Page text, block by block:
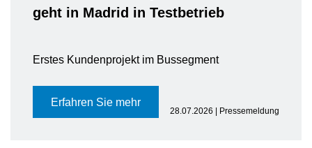
geht in Madrid in Testbetrieb
Erstes Kundenprojekt im Bussegment
Erfahren Sie mehr
28.07.2026 | Pressemeldung